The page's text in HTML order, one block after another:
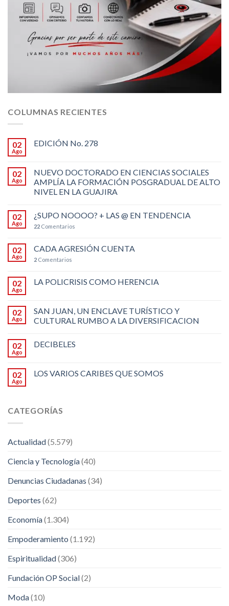
COLUMNAS RECIENTES
02
Ago
EDICIÓN No. 278
02
Ago
NUEVO DOCTORADO EN CIENCIAS SOCIALES
AMPLÍA LA FORMACIÓN POSGRADUAL DE ALTO
NIVEL EN LA GUAJIRA
02
Ago
¿SUPO NOOOO? + LAS @ EN TENDENCIA
22 Comentarios
02
Ago
CADA AGRESIÓN CUENTA
2 Comentarios
02
Ago
LA POLICRISIS COMO HERENCIA
02
Ago
SAN JUAN, UN ENCLAVE TURÍSTICO Y
CULTURAL RUMBO A LA DIVERSIFICACION
02
Ago
DECIBELES
02
Ago
LOS VARIOS CARIBES QUE SOMOS
CATEGORÍAS
Actualidad(5.579)
Ciencia y Tecnología(40)
Denuncias Ciudadanas (34)
Deportes (62)
Economía(1.304)
Empoderamiento (1.192)
Espiritualidad(306)
Fundación OP Social(2)
Moda(10)